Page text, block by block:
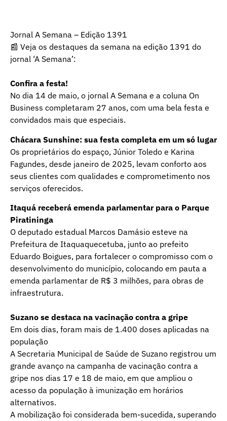
Jornal A Semana – Edição 1391
📰 Veja os destaques da semana na edição 1391 do
jornal ‘A Semana’:
Confira a festa!
No dia 14 de maio, o jornal A Semana e a coluna On
Business completaram 27 anos, com uma bela festa e
convidados mais que especiais.
Chácara Sunshine: sua festa completa em um só lugar
Os proprietários do espaço, Júnior Toledo e Karina
Fagundes, desde janeiro de 2025, levam conforto aos
seus clientes com qualidades e comprometimento nos
serviços oferecidos.
Itaquá receberá emenda parlamentar para o Parque
Piratininga
O deputado estadual Marcos Damásio esteve na
Prefeitura de Itaquaquecetuba, junto ao prefeito
Eduardo Boigues, para fortalecer o compromisso com o
desenvolvimento do município, colocando em pauta a
emenda parlamentar de R$ 3 milhões, para obras de
infraestrutura.
Suzano se destaca na vacinação contra a gripe
Em dois dias, foram mais de 1.400 doses aplicadas na
população
A Secretaria Municipal de Saúde de Suzano registrou um
grande avanço na campanha de vacinação contra a
gripe nos dias 17 e 18 de maio, em que ampliou o
acesso da população à imunização em horários
alternativos.
A mobilização foi considerada bem-sucedida, superando